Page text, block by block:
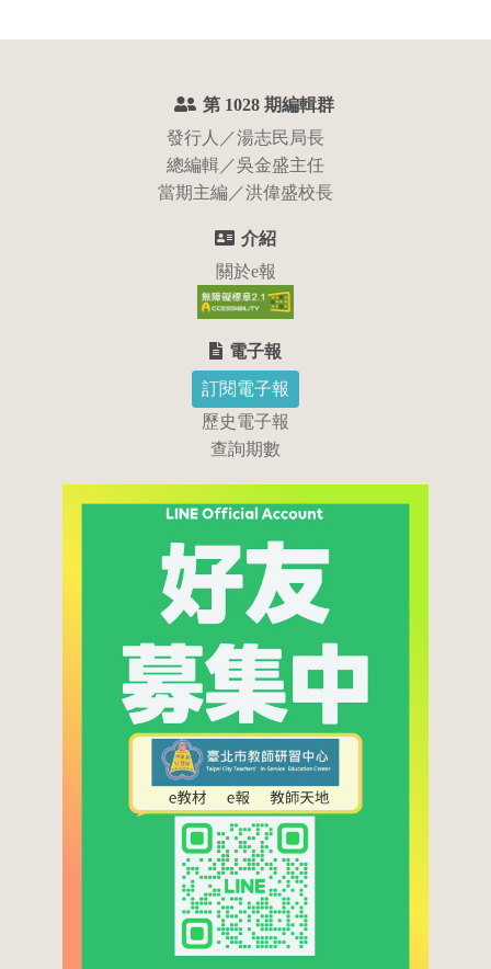
第 1028 期編輯群
發行人／湯志民局長
總編輯／吳金盛主任
當期主編／洪偉盛校長
介紹
關於e報
電子報
訂閱電子報
歷史電子報
查詢期數